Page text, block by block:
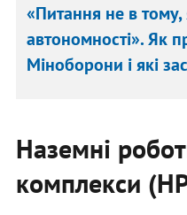
«Питання не в
автономності». Як
Міноборони і які
Наземні
комплекси